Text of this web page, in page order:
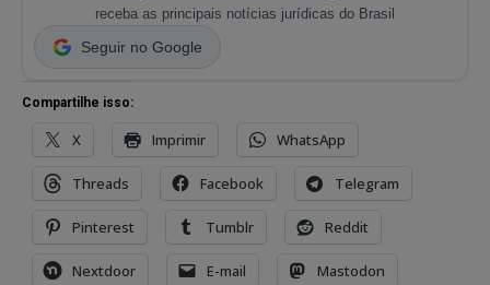
receba as principais notícias jurídicas do Brasil
Seguir no Google
Compartilhe isso:
X Imprimir WhatsApp
Threads Facebook Telegram
Pinterest Tumblr Reddit
Nextdoor E-mail Mastodon